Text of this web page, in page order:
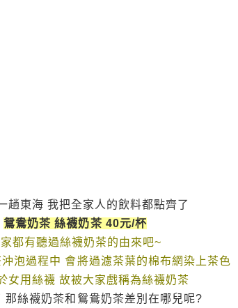
趟東海 我把全家人的飲料都點齊了
鴛鴦奶茶 絲襪奶茶 40元/杯
都有聽過絲襪奶茶的由來吧~
泡過程中 會將過濾茶葉的棉布網染上茶色
女用絲襪 故被大家戲稱為絲襪奶茶
那絲襪奶茶和鴛鴦奶茶差別在哪兒呢?